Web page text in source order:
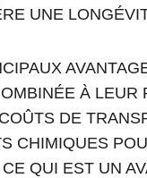
UNE
À LEUR
DE
CHIMIQUES
QUI EST UN